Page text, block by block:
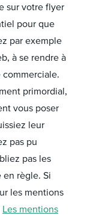
sur votre flyer
pour que
par exemple
à se rendre à
commerciale.
primordial,
vous poser
leur
pas pu
pas les
règle. Si
les mentions
Les mentions